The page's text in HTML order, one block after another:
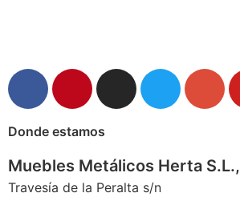
Donde estamos
Muebles Metálicos Herta S.L.,
Travesía de la Peralta s/n